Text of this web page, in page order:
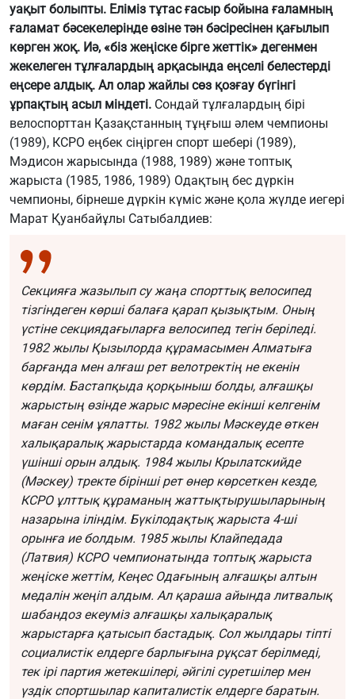
уақыт болыпты. Еліміз тұтас ғасыр бойына ғаламның
ғаламат бәсекелерінде өзіне тән бәсіресінен қағылып
көрген жоқ. Иә, «біз жеңіске бірге жеттік» дегенмен
жекелеген тұлғалардың арқасында еңселі белестерді
еңсере алдық. Ал олар жайлы сөз қозғау бүгінгі
ұрпақтың асыл міндеті. Сондай тұлғалардың бірі
велоспорттан Қазақстанның тұңғыш әлем чемпионы
(1989), КСРО еңбек сіңірген спорт шебері (1989),
Мэдисон жарысында (1988, 1989) және топтық
жарыста (1985, 1986, 1989) Одақтың бес дүркін
чемпионы, бірнеше дүркін күміс және қола жүлде иегері
Марат Қуанбайұлы Сатыбалдиев:
Секцияға жазылып су жаңа спорттық велосипед
тізгіндеген көрші балаға қарап қызықтым. Оның
үстіне секциядағыларға велосипед тегін беріледі.
1982 жылы Қызылорда құрамасымен Алматыға
барғанда мен алғаш рет велотректің не екенін
көрдім. Бастапқыда қорқыныш болды, алғашқы
жарыстың өзінде жарыс мәресіне екінші келгенім
маған сенім ұялатты. 1982 жылы Мәскеуде өткен
халықаралық жарыстарда командалық есепте
үшінші орын алдық. 1984 жылы Крылатскийде
(Мәскеу) тректе бірінші рет өнер көрсеткен кезде,
КСРО ұлттық құраманың жаттықтырушыларының
назарына іліндім. Бүкілодақтық жарыста 4-ші
орынға ие болдым. 1985 жылы Клайпедада
(Латвия) КСРО чемпионатында топтық жарыста
жеңіске жеттім, Кеңес Одағының алғашқы алтын
медалін жеңіп алдым. Ал қараша айында литвалық
шабандоз екеуміз алғашқы халықаралық
жарыстарға қатысып бастадық. Сол жылдары тіпті
социалистік елдерге барлығына рұқсат берілмеді,
тек ірі партия жетекшілері, әйгілі суретшілер мен
үздік спортшылар капиталистік елдерге баратын.